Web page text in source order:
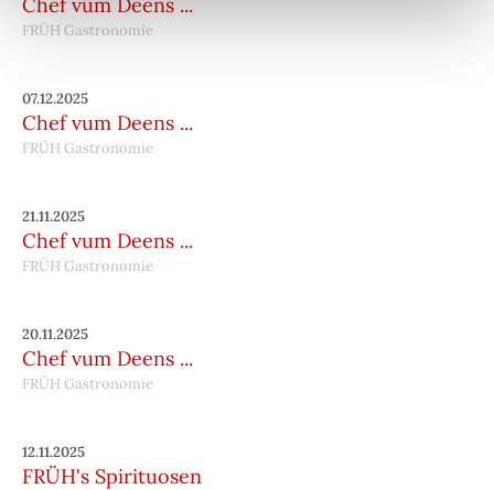
FRÜH Gastronomie
07.12.2025
Chef vum Deens ...
FRÜH Gastronomie
21.11.2025
Chef vum Deens ...
FRÜH Gastronomie
20.11.2025
Chef vum Deens ...
FRÜH Gastronomie
12.11.2025
FRÜH's Spirituosen